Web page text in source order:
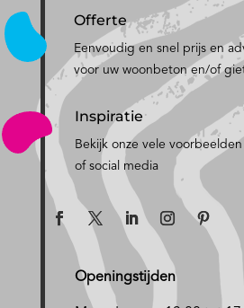
Offerte
Eenvoudig en snel prijs en
voor uw woonbeton en/of
Inspiratie
Bekijk onze vele
of social media
Openingstijden